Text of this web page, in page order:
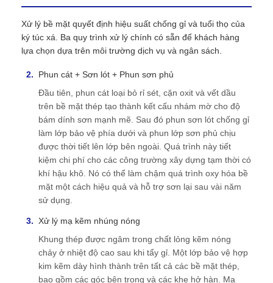
Xử lý bề mặt quyết định hiệu suất chống gỉ và tuổi thọ của
ký túc xá. Ba quy trình xử lý chính có sẵn để khách hàng
lựa chọn dựa trên môi trường dịch vụ và ngân sách.
Phun cát + Sơn lót + Phun sơn phủ
Đầu tiên, phun cát loại bỏ rỉ sét, cặn oxit và vết dầu
trên bề mặt thép tạo thành kết cấu nhám mờ cho độ
bám dính sơn mạnh mẽ. Sau đó phun sơn lót chống gỉ
làm lớp bảo vệ phía dưới và phun lớp sơn phủ chịu
được thời tiết lên lớp bên ngoài. Quá trình này tiết
kiệm chi phí cho các công trường xây dựng tạm thời có
khí hậu khô. Nó có thể làm chậm quá trình oxy hóa bề
mặt một cách hiệu quả và hỗ trợ sơn lại sau vài năm
sử dụng.
Xử lý mạ kẽm nhúng nóng
Khung thép được ngâm trong chất lỏng kẽm nóng
chảy ở nhiệt độ cao sau khi tẩy gỉ. Một lớp bảo vệ hợp
kim kẽm dày hình thành trên tất cả các bề mặt thép,
bao gồm các góc bên trong và các khe hở hàn. Mạ